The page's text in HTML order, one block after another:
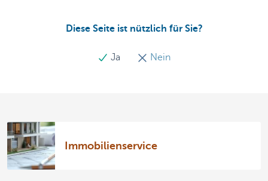
Diese Seite ist nützlich für Sie?
Ja Nein
Immobilienservice